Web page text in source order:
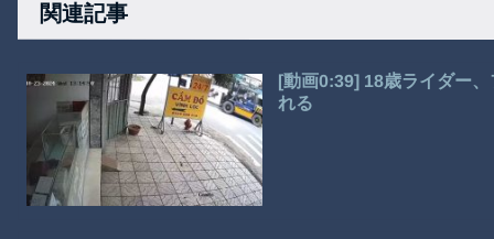
関連記事
[動画0:39] 18歳ライダー
れる